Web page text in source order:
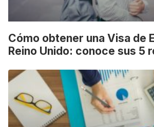
Cómo obtener una Visa de
Reino Unido: conoce sus 5